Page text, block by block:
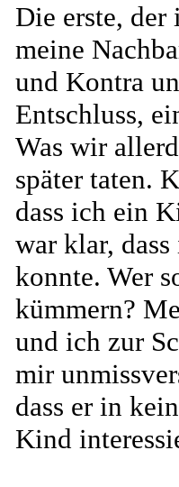
Die erste, der
meine
und Kontra
Entschluss,
Was wir
später taten.
dass ich ein
war klar,
konnte. Wer
kümmern?
und ich zur
mir
dass er in
Kind